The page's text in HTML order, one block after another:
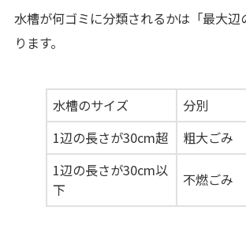
水槽が何ゴミに分類されるかは「最大辺
ります。
水槽のサイズ
分別
1辺の長さが30cm超
粗大ごみ
1辺の長さが30cm以
下
不燃ごみ